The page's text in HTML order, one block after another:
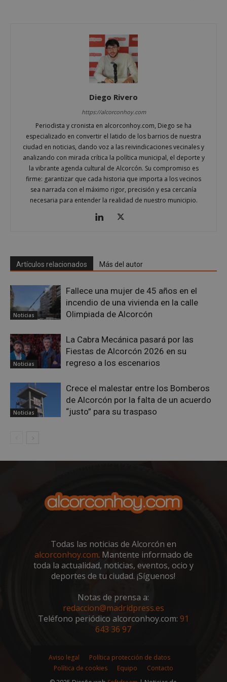
Diego Rivero
https://alcorconhoy.com
Periodista y cronista en alcorconhoy.com, Diego se ha
especializado en convertir el latido de los barrios de nuestra
ciudad en noticias, dando voz a las reivindicaciones vecinales y
analizando con mirada crítica la política municipal, el deporte y
la vibrante agenda cultural de Alcorcón. Su compromiso es
firme: garantizar que cada historia que importa a los vecinos
sea narrada con el máximo rigor, precisión y esa cercanía
necesaria para entender la realidad de nuestro municipio.
Artículos relacionados Más del autor
Noticias
Fallece una mujer de 45 años en el
incendio de una vivienda en la calle
Olimpiada de Alcorcón
Noticias
La Cabra Mecánica pasará por las
Fiestas de Alcorcón 2026 en su
regreso a los escenarios
Noticias
Crece el malestar entre los Bomberos
de Alcorcón por la falta de un acuerdo
“justo” para su traspaso
Todas las noticias de Alcorcón en
alcorconhoy.com. Mantente informado de
toda la actualidad, noticias, eventos, ocio y
deportes de tu ciudad. ¡Síguenos!
Notas de prensa a:
redaccion@madridpress.es
Teléfono periódico alcorconhoy.com: 91
643 36 97
Aviso legal
Política protección de datos
Política de cookies
Equipo
Contacto
Las cookies estrictamente necesarias permiten la
funcionalidad principal del sitio web, como el
inicio de sesión de usuario y la gestión de cuentas.
El sitio web no se puede utilizar correctamente sin
las cookies estrictamente necesarias.
PHP.net
alcorconhoy.com
AWSALBCORS
embed.bsky.app
sp_landing
.spotify.com
Privacy Policy